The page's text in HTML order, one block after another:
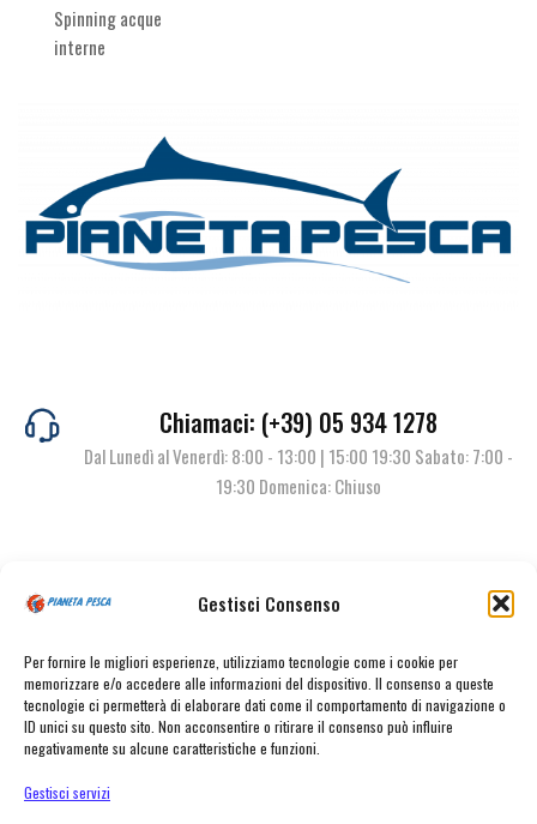
Gestisci Consenso
Per fornire le migliori esperienze, utilizziamo tecnologie come i cookie per
memorizzare e/o accedere alle informazioni del dispositivo. Il consenso a queste
tecnologie ci permetterà di elaborare dati come il comportamento di navigazione o
ID unici su questo sito. Non acconsentire o ritirare il consenso può influire
negativamente su alcune caratteristiche e funzioni.
Gestisci servizi
Spinning acque
interne
Chiamaci: (+39) 05 934 1278
Dal Lunedì al Venerdì: 8:00 - 13:00 | 15:00 19:30 Sabato: 7:00 -
19:30 Domenica: Chiuso